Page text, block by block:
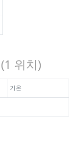
(1 위치)
기온